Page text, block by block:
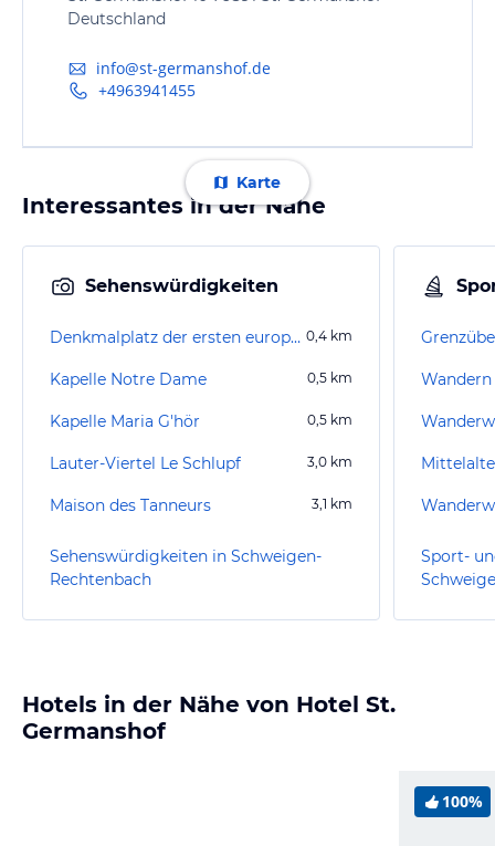
Deutschland
info@st-germanshof.de
+4963941455
Karte
Interessantes in der Nähe
Sehenswürdigkeiten
Denkmalplatz der ersten europäischen Vereinigung 0,4 km
Kapelle Notre Dame 0,5 km
Kapelle Maria G'hör 0,5 km
Lauter-Viertel Le Schlupf 3,0 km
Maison des Tanneurs 3,1 km
Sehenswürdigkeiten in Schweigen-
Rechtenbach
Sport-
Hotels in der Nähe von Hotel St.
Germanshof
100%